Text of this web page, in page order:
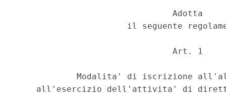
                               Adotta
il seguente
                               Art. 1
Modalita' di iscrizione
all'esercizio dell'attivita' di